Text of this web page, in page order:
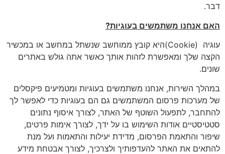
דבר.
האם אנחנו משתמשים בעוגיות?
עוגיה (Cookie)היא קובץ ממוחשב שנשתל במחשב או במכשיר
הקצה שלך ומאפשרת לזהות אותך כאשר אתה גולש באתרים
שונים.
במהלך השירות, אנחנו משתמשים בעוגיות ומטמיעים פיקסלים
של מערכות פרסום המשתמשים גם הם בעוגיות כדי לאפשר לך
להתחבר, לתפעול השוטף של האתר, לצורך איסוף נתונים
סטטיסטיים אודות השימוש בו על ידך, לצורך אימות פרטים,
שיפור והתאמת הפרסום, מדידת יעילות והתאמות ועל מנת
להתאים את האתר להעדפותיך ולצרכיך, לצורך אבטחת מידע